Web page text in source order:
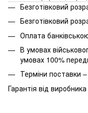
Безготівковий
Безготівковий
Оплата
В умовах
умовах 100%
Терміни поставки
Гарантія від